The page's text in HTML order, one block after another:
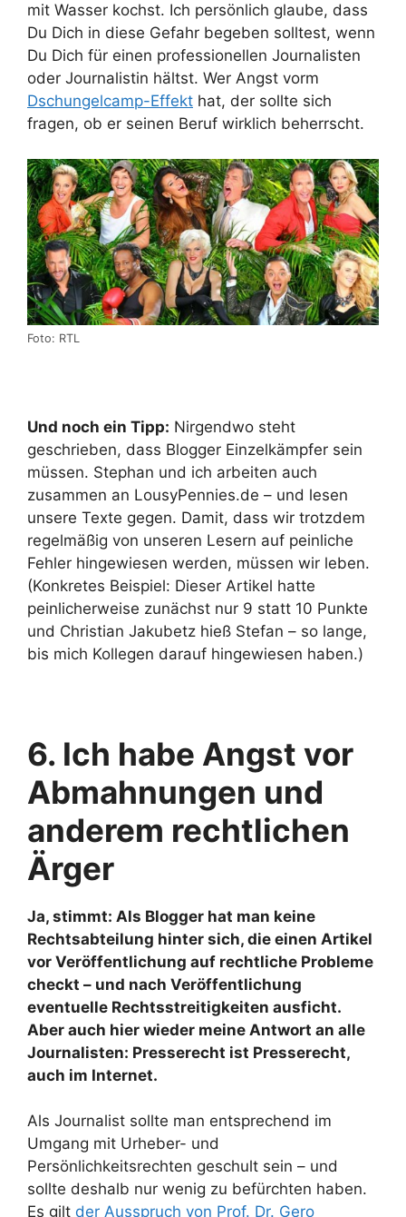
mit Wasser kochst. Ich persönlich glaube, dass
Du Dich in diese Gefahr begeben solltest, wenn
Du Dich für einen professionellen Journalisten
oder Journalistin hältst. Wer Angst vorm
Dschungelcamp-Effekt hat, der sollte sich
fragen, ob er seinen Beruf wirklich beherrscht.
Foto: RTL
Und noch ein Tipp: Nirgendwo steht
geschrieben, dass Blogger Einzelkämpfer sein
müssen. Stephan und ich arbeiten auch
zusammen an LousyPennies.de – und lesen
unsere Texte gegen. Damit, dass wir trotzdem
regelmäßig von unseren Lesern auf peinliche
Fehler hingewiesen werden, müssen wir leben.
(Konkretes Beispiel: Dieser Artikel hatte
peinlicherweise zunächst nur 9 statt 10 Punkte
und Christian Jakubetz hieß Stefan – so lange,
bis mich Kollegen darauf hingewiesen haben.)
6. Ich habe Angst vor
Abmahnungen und
anderem rechtlichen
Ärger
Ja, stimmt: Als Blogger hat man keine
Rechtsabteilung hinter sich, die einen Artikel
vor Veröffentlichung auf rechtliche Probleme
checkt – und nach Veröffentlichung
eventuelle Rechtsstreitigkeiten ausficht.
Aber auch hier wieder meine Antwort an alle
Journalisten: Presserecht ist Presserecht,
auch im Internet.
Als Journalist sollte man entsprechend im
Umgang mit Urheber- und
Persönlichkeitsrechten geschult sein – und
sollte deshalb nur wenig zu befürchten haben.
Es gilt der Ausspruch von Prof. Dr. Gero